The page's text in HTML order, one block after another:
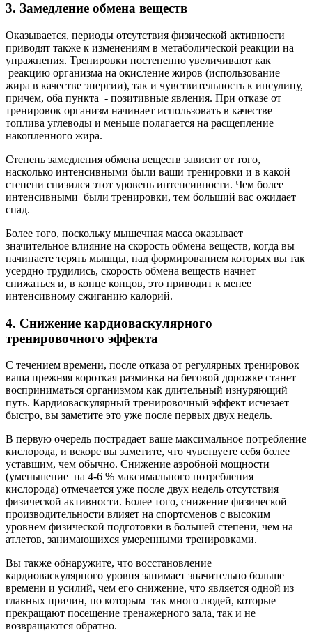
3. Замедление обмена веществ
Оказывается, периоды отсутствия физической активности
приводят также к изменениям в метаболической реакции на
упражнения. Тренировки постепенно увеличивают как
реакцию организма на окисление жиров (использование
жира в качестве энергии), так и чувствительность к инсулину,
причем, оба пункта - позитивные явления. При отказе от
тренировок организм начинает использовать в качестве
топлива углеводы и меньше полагается на расщепление
накопленного жира.
Степень замедления обмена веществ зависит от того,
насколько интенсивными были ваши тренировки и в какой
степени снизился этот уровень интенсивности. Чем более
интенсивными были тренировки, тем больший вас ожидает
спад.
Более того, поскольку мышечная масса оказывает
значительное влияние на скорость обмена веществ, когда вы
начинаете терять мышцы, над формированием которых вы так
усердно трудились, скорость обмена веществ начнет
снижаться и, в конце концов, это приводит к менее
интенсивному сжиганию калорий.
4. Снижение кардиоваскулярного
тренировочного эффекта
С течением времени, после отказа от регулярных тренировок
ваша прежняя короткая разминка на беговой дорожке станет
восприниматься организмом как длительный изнуряющий
путь. Кардиоваскулярный тренировочный эффект исчезает
быстро, вы заметите это уже после первых двух недель.
В первую очередь пострадает ваше максимальное потребление
кислорода, и вскоре вы заметите, что чувствуете себя более
уставшим, чем обычно. Снижение аэробной мощности
(уменьшение на 4-6 % максимального потребления
кислорода) отмечается уже после двух недель отсутствия
физической активности. Более того, снижение физической
производительности влияет на спортсменов с высоким
уровнем физической подготовки в большей степени, чем на
атлетов, занимающихся умеренными тренировками.
Вы также обнаружите, что восстановление
кардиоваскулярного уровня занимает значительно больше
времени и усилий, чем его снижение, что является одной из
главных причин, по которым так много людей, которые
прекращают посещение тренажерного зала, так и не
возвращаются обратно.